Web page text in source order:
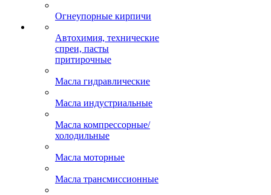
Огнеупорные кирпичи
Автохимия, технические
спреи, пасты
притирочные
Масла гидравлические
Масла индустриальные
Масла компрессорные/
холодильные
Масла моторные
Масла трансмиссионные